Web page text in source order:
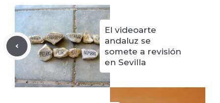
El videoarte
andaluz se
somete a revisión
en Sevilla